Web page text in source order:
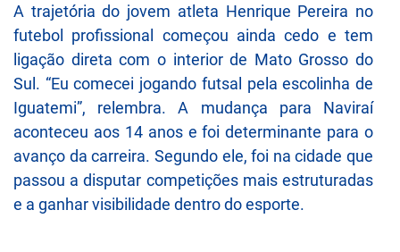
A trajetória do jovem atleta Henrique Pereira no
futebol profissional começou ainda cedo e tem
ligação direta com o interior de Mato Grosso do
Sul. “Eu comecei jogando futsal pela escolinha de
Iguatemi”, relembra. A mudança para Naviraí
aconteceu aos 14 anos e foi determinante para o
avanço da carreira. Segundo ele, foi na cidade que
passou a disputar competições mais estruturadas
e a ganhar visibilidade dentro do esporte.